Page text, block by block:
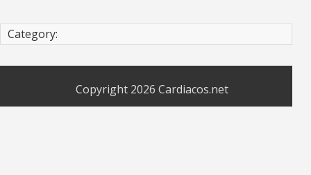
Category:
Copyright 2026 Cardiacos.net